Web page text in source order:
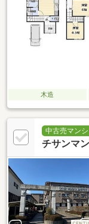
木造
中古売マン
チサンマ